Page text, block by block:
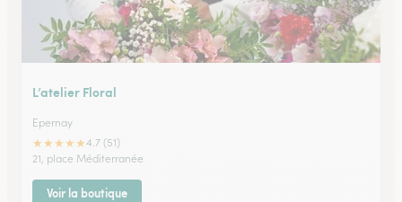
L’atelier Floral
Epernay
★★★★★4.7 (51)
21, place Méditerranée
Voir la boutique